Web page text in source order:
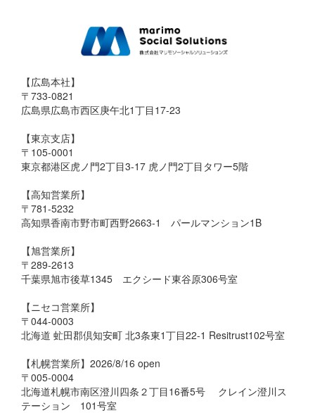
【広島本社】
〒733-0821
広島県広島市西区庚午北1丁目17-23
【東京支店】
〒105-0001
東京都港区虎ノ門2丁目3-17 虎ノ門2丁目タワー5階
【高知営業所】
〒781-5232
高知県香南市野市町西野2663-1 パールマンション1B
【旭営業所】
〒289-2613
千葉県旭市後草1345 エクシード東谷原306号室
【ニセコ営業所】
〒044-0003
北海道 虻田郡倶知安町 北3条東1丁目22-1 Resitrust102号室
【札幌営業所】2026/8/16 open
〒005-0004
北海道札幌市南区澄川四条２丁目16番5号 クレイン澄川ス
テーション 101号室